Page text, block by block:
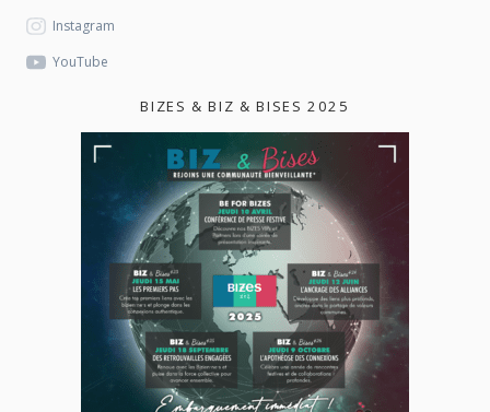
Instagram
YouTube
BIZES & BIZ & BISES 2025